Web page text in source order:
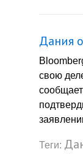
Дания
свою
Теги: